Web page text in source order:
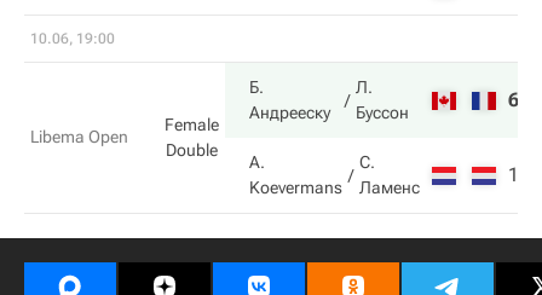
10.06, 19:00
Libema Open
Female
Double
Б.
Андрееску
Л.
Буссон
6
A.
Koevermans
С.
Ламенс
1